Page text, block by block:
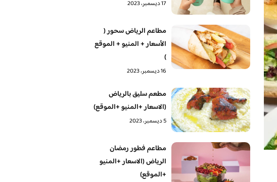
17 ديسمبر، 2023
مطاعم الرياض سحور (
الأسعار + المنيو + الموقع
)
16 ديسمبر، 2023
مطعم سليق بالرياض
(الاسعار +المنيو +الموقع)
5 ديسمبر، 2023
مطاعم فطور رمضان
الرياض (الاسعار +المنيو
+الموقع)